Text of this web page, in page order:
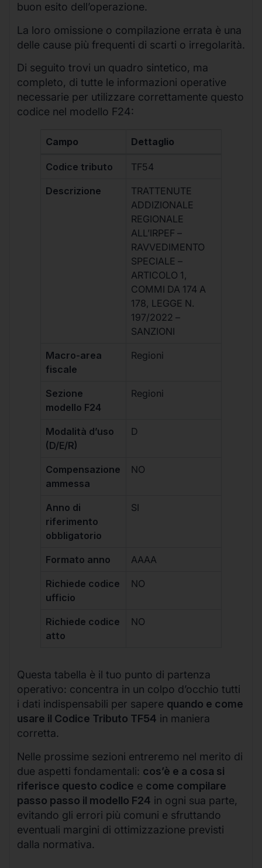
buon esito dell’operazione.
La loro omissione o compilazione errata è una
delle cause più frequenti di scarti o irregolarità.
Di seguito trovi un quadro sintetico, ma
completo, di tutte le informazioni operative
necessarie per utilizzare correttamente questo
codice nel modello F24:
Campo Dettaglio
Codice tributo TF54
Descrizione
TRATTENUTE
ADDIZIONALE
REGIONALE
ALL’IRPEF –
RAVVEDIMENTO
SPECIALE –
ARTICOLO 1,
COMMI DA 174 A
178, LEGGE N.
197/2022 –
SANZIONI
Macro-area
fiscale
Regioni
Sezione
modello F24
Regioni
Modalità d’uso
(D/E/R)
D
Compensazione
ammessa
NO
Anno di
riferimento
obbligatorio
SI
Formato anno AAAA
Richiede codice
ufficio
NO
Richiede codice
atto
NO
Questa tabella è il tuo punto di partenza
operativo: concentra in un colpo d’occhio tutti
i dati indispensabili per sapere quando e come
usare il Codice Tributo TF54 in maniera
corretta.
Nelle prossime sezioni entreremo nel merito di
due aspetti fondamentali: cos’è e a cosa si
riferisce questo codice e come compilare
passo passo il modello F24 in ogni sua parte,
evitando gli errori più comuni e sfruttando
eventuali margini di ottimizzazione previsti
dalla normativa.